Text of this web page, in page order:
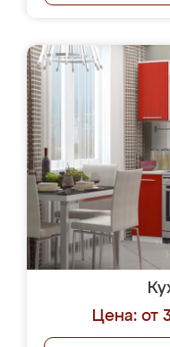
Цена: от